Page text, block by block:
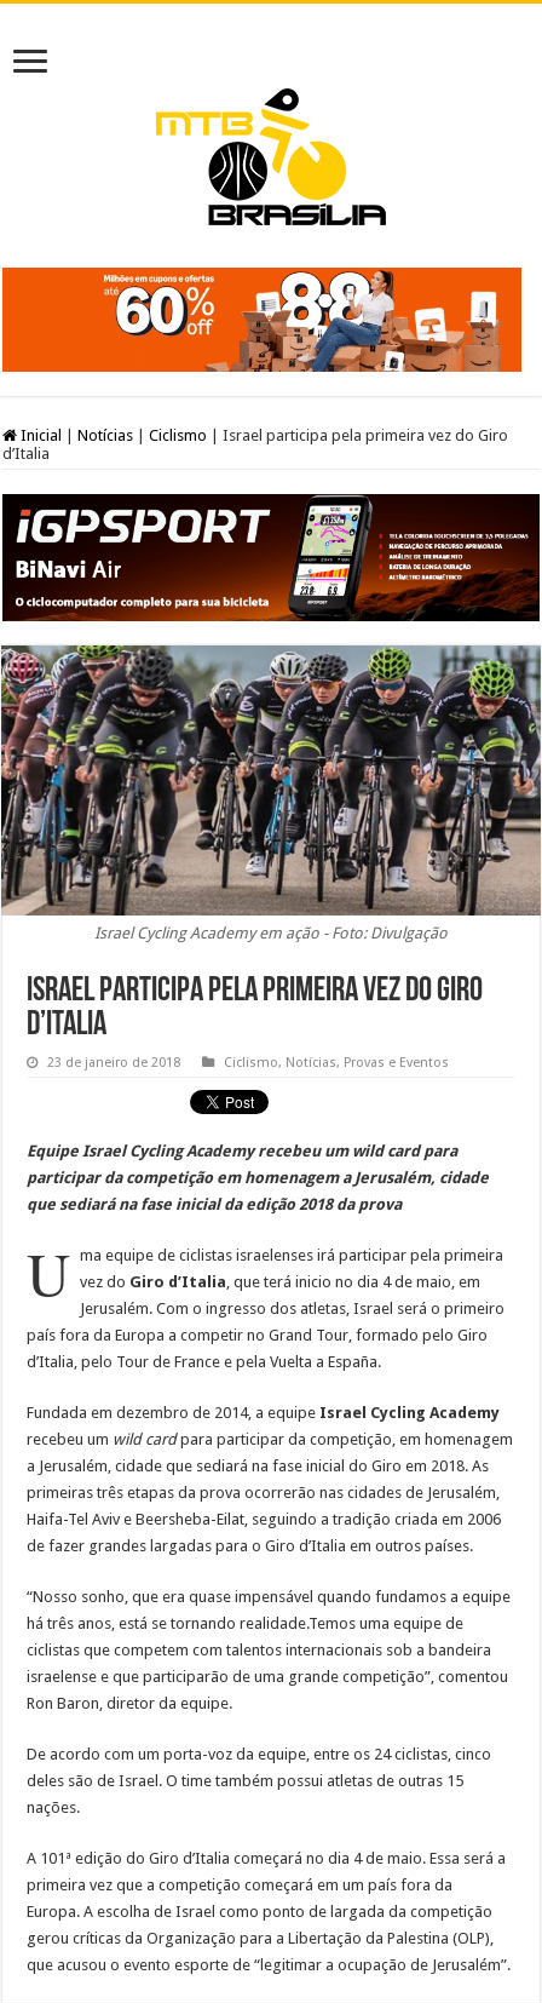
Inicial Notícias Ciclismo
Israel participa pela primeira vez do Giro
d’Italia
Israel Cycling Academy em ação - Foto: Divulgação
Israel participa pela primeira vez do Giro
d’Italia
23 de janeiro de 2018 Ciclismo, Notícias, Provas e Eventos
Equipe Israel Cycling Academy recebeu um wild card para
participar da competição em homenagem a Jerusalém, cidade
que sediará na fase inicial da edição 2018 da prova
U ma equipe de ciclistas israelenses irá participar pela primeira
vez do Giro d’Italia, que terá inicio no dia 4 de maio, em
Jerusalém. Com o ingresso dos atletas, Israel será o primeiro
país fora da Europa a competir no Grand Tour, formado pelo Giro
d’Italia, pelo Tour de France e pela Vuelta a España.
Fundada em dezembro de 2014, a equipe Israel Cycling Academy
recebeu um wild cardpara participar da competição, em homenagem
a Jerusalém, cidade que sediará na fase inicial do Giro em 2018. As
primeiras três etapas da prova ocorrerão nas cidades de Jerusalém,
Haifa-Tel Aviv e Beersheba-Eilat, seguindo a tradição criada em 2006
de fazer grandes largadas para o Giro d’Italia em outros países.
“Nosso sonho, que era quase impensável quando fundamos a equipe
há três anos, está se tornando realidade.Temos uma equipe de
ciclistas que competem com talentos internacionais sob a bandeira
israelense e que participarão de uma grande competição”, comentou
Ron Baron, diretor da equipe.
De acordo com um porta-voz da equipe, entre os 24 ciclistas, cinco
deles são de Israel. O time também possui atletas de outras 15
nações.
A 101ª edição do Giro d’Italia começará no dia 4 de maio. Essa será a
primeira vez que a competição começará em um país fora da
Europa. A escolha de Israel como ponto de largada da competição
gerou críticas da Organização para a Libertação da Palestina (OLP),
que acusou o evento esporte de “legitimar a ocupação de Jerusalém”.